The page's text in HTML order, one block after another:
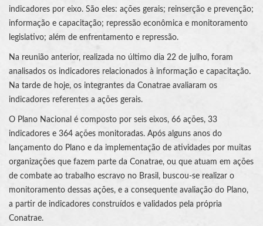
indicadores por eixo. São eles: ações gerais; reinserção e prevenção;
informação e capacitação; repressão econômica e monitoramento
legislativo; além de enfrentamento e repressão.
Na reunião anterior, realizada no último dia 22 de julho, foram
analisados os indicadores relacionados à informação e capacitação.
Na tarde de hoje, os integrantes da Conatrae avaliaram os
indicadores referentes a ações gerais.
O Plano Nacional é composto por seis eixos, 66 ações, 33
indicadores e 364 ações monitoradas. Após alguns anos do
lançamento do Plano e da implementação de atividades por muitas
organizações que fazem parte da Conatrae, ou que atuam em ações
de combate ao trabalho escravo no Brasil, buscou-se realizar o
monitoramento dessas ações, e a consequente avaliação do Plano,
a partir de indicadores construídos e validados pela própria
Conatrae.